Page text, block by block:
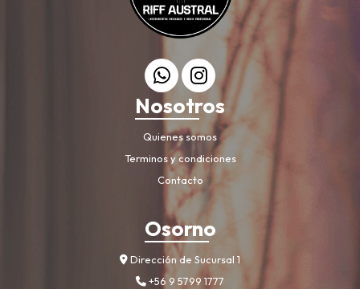
Nosotros
Quienes somos
Terminos y condiciones
Contacto
Osorno
Dirección de Sucursal 1
+56 9 5799 1777